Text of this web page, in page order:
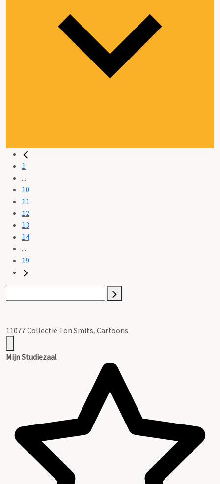
1
...
10
11
12
13
14
...
19
11077 Collectie Ton Smits, Cartoons
Mijn Studiezaal